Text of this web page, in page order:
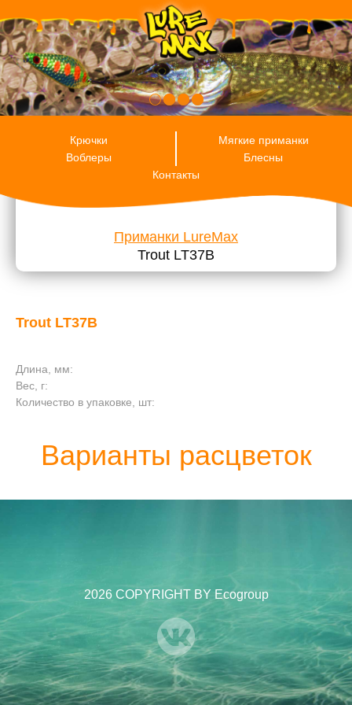
ENG
ES
Крючки
Мягкие приманки
Воблеры
Блесны
Контакты
Приманки LureMax
Trout LT37B
Trout LT37B
Длина, мм:
Вес, г:
Количество в упаковке, шт:
Варианты расцветок
2026 COPYRIGHT BY Ecogroup